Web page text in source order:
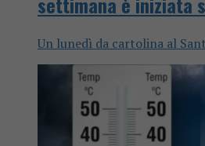
Un lunedì da cartolina al